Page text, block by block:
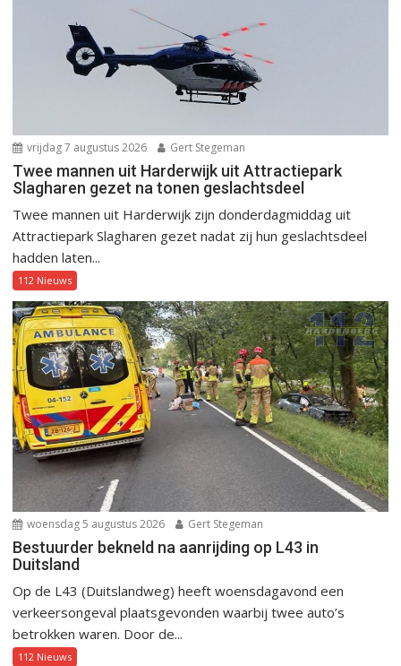
vrijdag 7 augustus 2026 Gert Stegeman
Twee mannen uit Harderwijk uit Attractiepark
Slagharen gezet na tonen geslachtsdeel
Twee mannen uit Harderwijk zijn donderdagmiddag uit
Attractiepark Slagharen gezet nadat zij hun geslachtsdeel
hadden laten...
112 Nieuws
woensdag 5 augustus 2026 Gert Stegeman
Bestuurder bekneld na aanrijding op L43 in
Duitsland
Op de L43 (Duitslandweg) heeft woensdagavond een
verkeersongeval plaatsgevonden waarbij twee auto’s
betrokken waren. Door de...
112 Nieuws